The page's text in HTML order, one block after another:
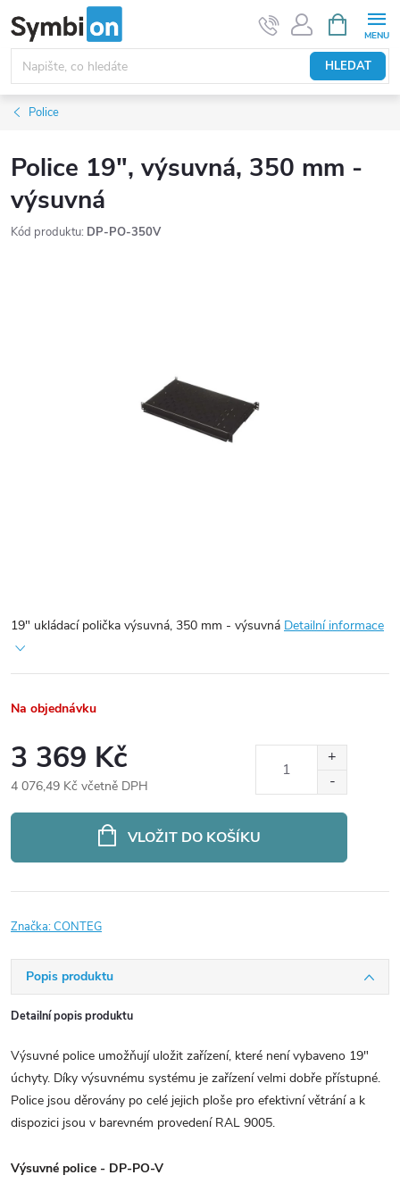
na
obsah
HLEDAT
NÁKUPNÍ
KOŠÍK
Police
Police 19", výsuvná, 350 mm -
výsuvná
Kód produktu: DP-PO-350V
19" ukládací polička výsuvná, 350 mm - výsuvná Detailní informace
Na objednávku
3 369 Kč
4 076,49 Kč včetně DPH
VLOŽIT DO KOŠÍKU
Značka:CONTEG
Popis produktu
Detailní popis produktu
Výsuvné police umožňují uložit zařízení, které není vybaveno 19"
úchyty. Díky výsuvnému systému je zařízení velmi dobře přístupné.
Police jsou děrovány po celé jejich ploše pro efektivní větrání a k
dispozici jsou v barevném provedení RAL 9005.
Výsuvné police - DP-PO-V